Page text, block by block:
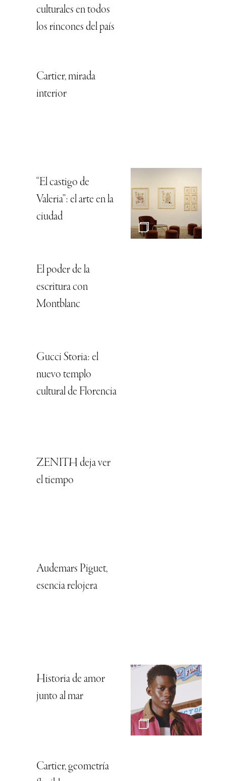
culturales en todos
los rincones del país
Cartier, mirada
interior
“El castigo de
Valeria”: el arte en la
ciudad
El poder de la
escritura con
Montblanc
Gucci Storia: el
nuevo templo
cultural de Florencia
ZENITH deja ver
el tiempo
Audemars Piguet,
esencia relojera
Historia de amor
junto al mar
Cartier, geometría